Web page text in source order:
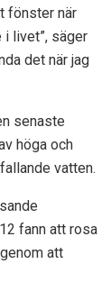
fönster när
i livet”, säger
det när jag
senaste
höga och
vatten.
fann att rosa
att